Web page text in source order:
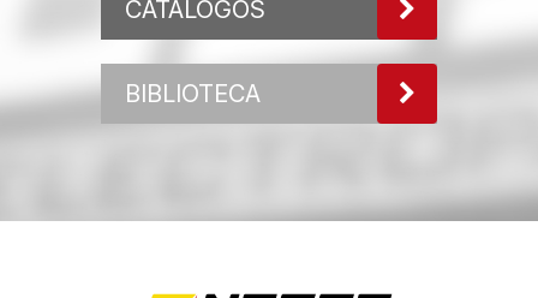
CATÁLOGOS
BIBLIOTECA